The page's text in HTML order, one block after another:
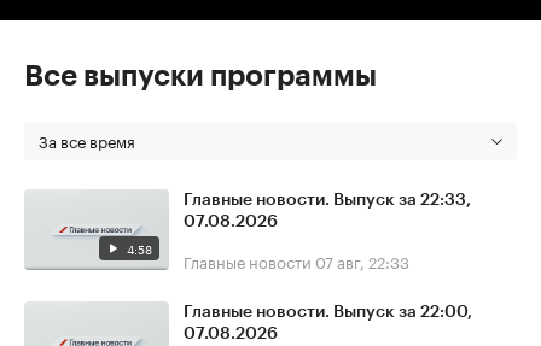
Все выпуски программы
За все время
4:58
Главные новости. Выпуск за 22:33,
07.08.2026
Главные новости 07 авг, 22:33
Главные новости. Выпуск за 22:00,
07.08.2026